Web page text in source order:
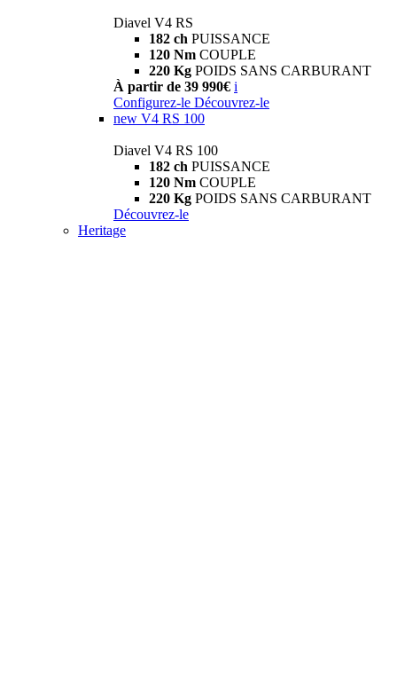
Diavel V4 RS
182 ch PUISSANCE
120 Nm COUPLE
220 Kg POIDS SANS CARBURANT
À partir de 39 990€ i
Configurez-le Découvrez-le
new V4 RS 100
Diavel V4 RS 100
182 ch PUISSANCE
120 Nm COUPLE
220 Kg POIDS SANS CARBURANT
Découvrez-le
Heritage